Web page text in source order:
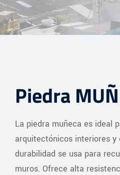
Piedra
La piedra muñeca es ideal
arquitectónicos interiores y
durabilidad se usa para
muros. Ofrece alta